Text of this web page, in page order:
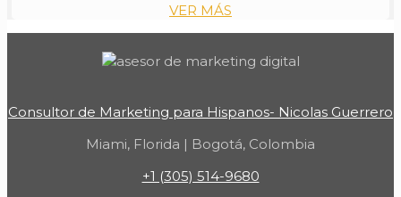
VER MÁS
Consultor de Marketing para Hispanos- Nicolas Guerrero
Miami, Florida | Bogotá, Colombia
+1 (305) 514-9680